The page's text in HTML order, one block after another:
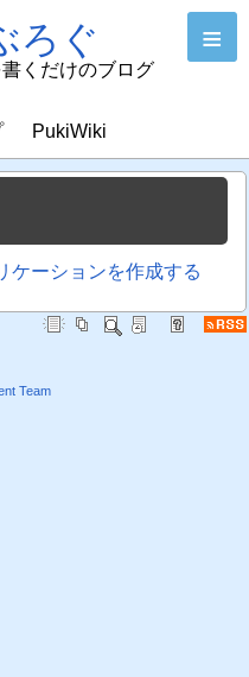
ろぐ
くだけのブログ
≡
PukiWiki
ケーションを作成する
Team